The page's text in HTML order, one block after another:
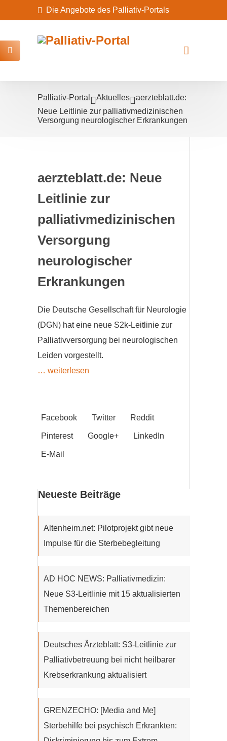
Die Angebote des Palliativ-Portals
Palliativ-Portal Aktuelles
aerzteblatt.de:
Neue Leitlinie zur palliativmedi­zinischen
Versorgung neurologischer Erkrankungen
aerzteblatt.de: Neue
Leitlinie zur
palliativmedi­zinischen
Versorgung
neurologischer
Erkrankungen
Die Deutsche Gesellschaft für Neurologie
(DGN) hat eine neue S2k-Leitlinie zur
Palliativversorgung bei neurologischen
Leiden vorgestellt.
… weiterlesen
Facebook Twitter Reddit
Pinterest Google+ LinkedIn
E-Mail
Neueste Beiträge
Altenheim.net: Pilotprojekt gibt neue
Impulse für die Sterbebegleitung
AD HOC NEWS: Palliativmedizin:
Neue S3-Leitlinie mit 15 aktualisierten
Themenbereichen
Deutsches Ärzteblatt: S3-Leitlinie zur
Palliativbetreuung bei nicht heilbarer
Krebserkrankung aktualisiert
GRENZECHO: [Media and Me]
Sterbehilfe bei psychisch Erkrankten: